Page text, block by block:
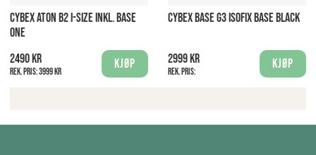
CYBEX ATON B2 I-SIZE INKL. BASE
ONE
2490 kr
Rek. pris:3999 kr
Kjøp
CYBEX BASE G3 ISOFIX BASE BLACK
2999 kr
Rek. pris:
Kjøp